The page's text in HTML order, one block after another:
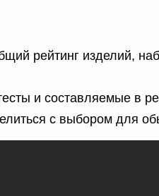
рейтинг изделий,
и составляемые в
с выбором для